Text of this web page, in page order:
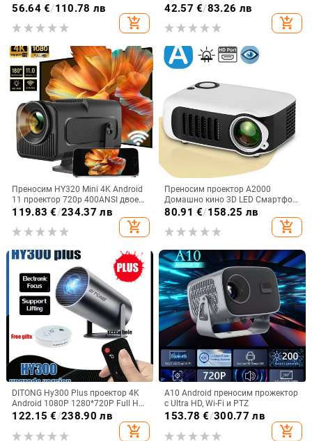
домашно кино преносим Wifi
Android смартфон
56.64€/110.78 лв
add_shopping_cart
Beamer 3D Cinema LED
видеопроектор за 1920X1080
филм чрез HD порт
42.57 €/83.26 лв
add_shopping_cart
Преносим HY320 Mini 4K Android
11 проектор 720p 400ANSI двоен
WiFi bt5.0 домашно кино на
корекция на трапецовидното
119.83 €/234.37 лв
add_shopping_cart
Преносим проектор A2000
Домашно кино 3D LED Смартфон
Телевизор Лазерен прожектор
Мини проектор за Full HD 1080P
видео кино
80.91 €/158.25 лв
add_shopping_cart
DITONG Hy300 Plus проектор 4K
Android 1080P 1280*720P Full HD
Видео за домашно кино Мини led
проектор за филми Обновена
версия
122.15 €/238.90 лв
add_shopping_cart
A10 Android преносим прожектор
с Ultra HD, Wi-Fi и PTZ
153.78 €/300.77 лв
add_shopping_cart